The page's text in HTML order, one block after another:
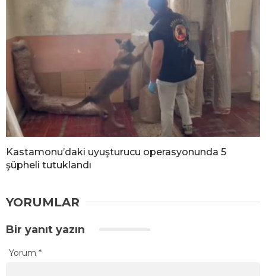
Kastamonu’daki uyuşturucu operasyonunda 5
şüpheli tutuklandı
YORUMLAR
Bir yanıt yazın
Yorum *